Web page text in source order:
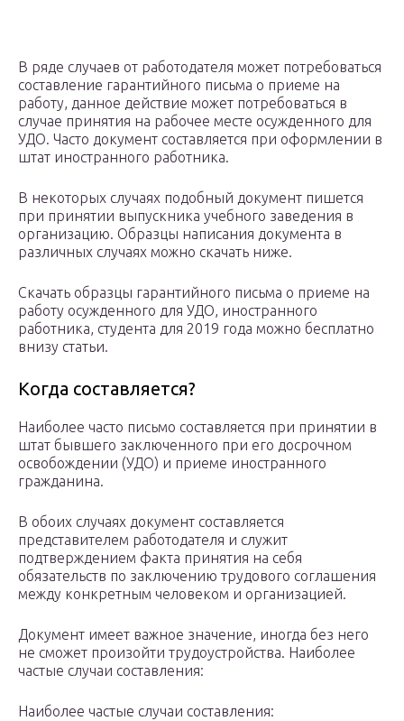
В ряде случаев от работодателя может потребоваться
составление гарантийного письма о приеме на
работу, данное действие может потребоваться в
случае принятия на рабочее месте осужденного для
УДО. Часто документ составляется при оформлении в
штат иностранного работника.
В некоторых случаях подобный документ пишется
при принятии выпускника учебного заведения в
организацию. Образцы написания документа в
различных случаях можно скачать ниже.
Скачать образцы гарантийного письма о приеме на
работу осужденного для УДО, иностранного
работника, студента для 2019 года можно бесплатно
внизу статьи.
Когда составляется?
Наиболее часто письмо составляется при принятии в
штат бывшего заключенного при его досрочном
освобождении (УДО) и приеме иностранного
гражданина.
В обоих случаях документ составляется
представителем работодателя и служит
подтверждением факта принятия на себя
обязательств по заключению трудового соглашения
между конкретным человеком и организацией.
Документ имеет важное значение, иногда без него
не сможет произойти трудоустройства. Наиболее
частые случаи составления:
Наиболее частые случаи составления: